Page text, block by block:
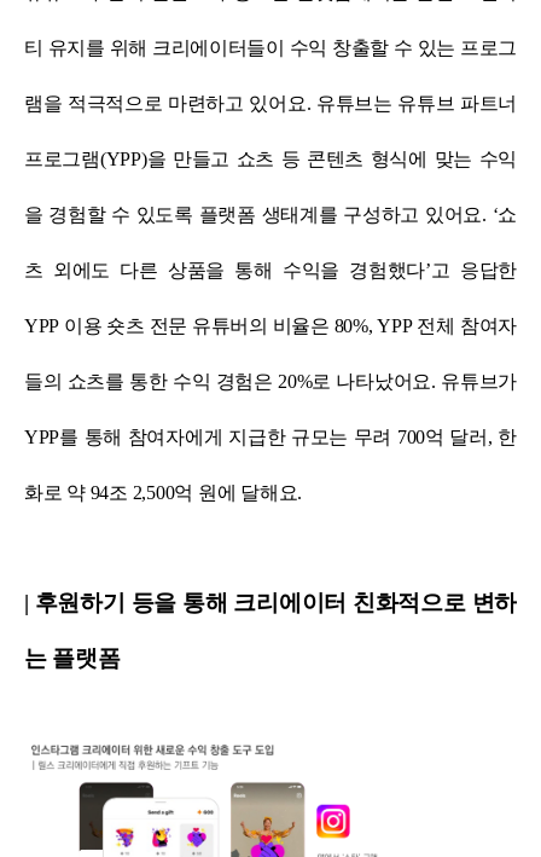
티 유지를 위해 크리에이터들이 수익 창출할 수 있는 프로그
램을 적극적으로 마련하고 있어요. 유튜브는 유튜브 파트너
프로그램(YPP)을 만들고 쇼츠 등 콘텐츠 형식에 맞는 수익
을 경험할 수 있도록 플랫폼 생태계를 구성하고 있어요. ‘쇼
츠 외에도 다른 상품을 통해 수익을 경험했다’고 응답한
YPP 이용 숏츠 전문 유튜버의 비율은 80%, YPP 전체 참여자
들의 쇼츠를 통한 수익 경험은 20%로 나타났어요. 유튜브가
YPP를 통해 참여자에게 지급한 규모는 무려 700억 달러, 한
화로 약 94조 2,500억 원에 달해요.
| 후원하기 등을 통해 크리에이터 친화적으로 변하
는 플랫폼